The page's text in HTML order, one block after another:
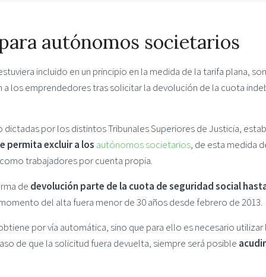
autónomos societarios
incluido en un principio en la medida de la tarifa plana, son
a los emprendedores tras solicitar la devolución de la cuota
por los distintos Tribunales Superiores de Justicia,
permita excluir a los autónomos societarios, de esta medida
trabajadores por cuenta propia.
de devolución parte de la cuota de seguridad social
del alta fuera menor de 30 años desde febrero de 2013.
por vía automática, sino que para ello es necesario utilizar
de que la solicitud fuera devuelta, siempre será posible